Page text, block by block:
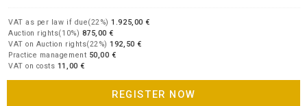
VAT as per law if due(22%)1.925,00 €
Auction rights(10%) 875,00 €
VAT on Auction rights(22%)192,50 €
Practice management 50,00 €
VAT on costs 11,00 €
REGISTER NOW